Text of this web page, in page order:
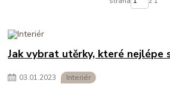
Jak vybrat utěrky, které nejlépe
03.01.2023 Interiér